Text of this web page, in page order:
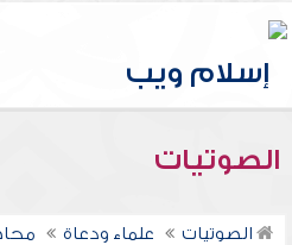
الصوتيات
الصوتيات علماء ودعاة